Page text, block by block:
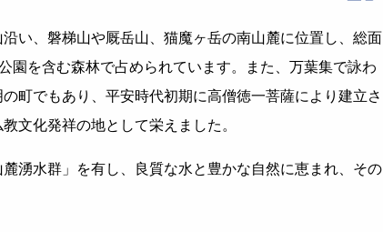
い、磐梯山や厩岳山、猫魔ヶ岳の南山麓に位置し、総面
園を含む森林で占められています。また、万葉集で詠わ
町でもあり、平安時代初期に高僧徳一菩薩により建立さ
文化発祥の地として栄えました。
湧水群」を有し、良質な水と豊かな自然に恵まれ、その